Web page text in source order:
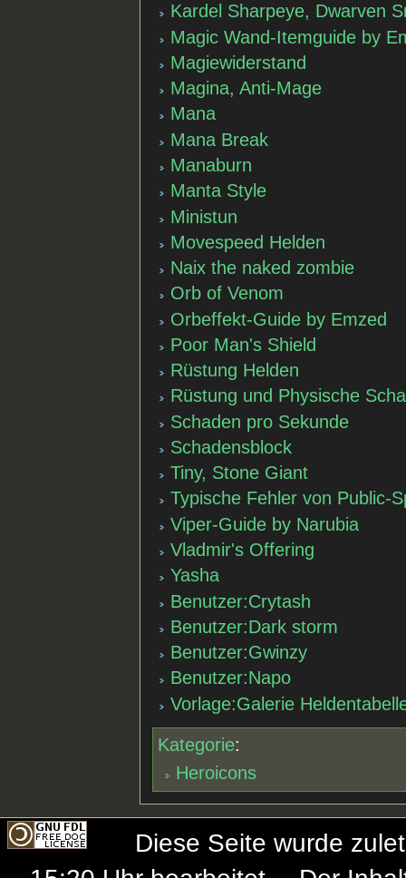
Kardel Sharpeye, Dwarven
Magic Wand-Itemguide by
Magiewiderstand
Magina, Anti-Mage
Mana
Mana Break
Manaburn
Manta Style
Ministun
Movespeed Helden
Naix the naked zombie
Orb of Venom
Orbeffekt-Guide by Emzed
Poor Man's Shield
Rüstung Helden
Rüstung und Physische
Schaden pro Sekunde
Schadensblock
Tiny, Stone Giant
Typische Fehler von Public-
Viper-Guide by Narubia
Vladmir's Offering
Yasha
Benutzer:Crytash
Benutzer:Dark storm
Benutzer:Gwinzy
Benutzer:Napo
Vorlage:Galerie
Kategorie:
Heroicons
Diese Seite wurde